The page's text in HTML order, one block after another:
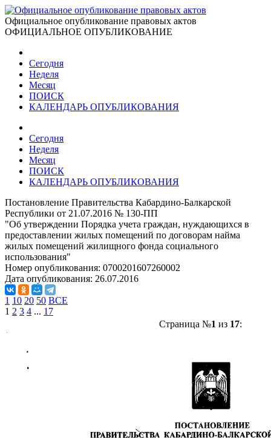
Официальное опубликование правовых актов
ОФИЦИАЛЬНОЕ ОПУБЛИКОВАНИЕ
Сегодня
Неделя
Месяц
ПОИСК
КАЛЕНДАРЬ ОПУБЛИКОВАНИЯ
Сегодня
Неделя
Месяц
ПОИСК
КАЛЕНДАРЬ ОПУБЛИКОВАНИЯ
Постановление Правительства Кабардино-Балкарской
Республики от 21.07.2016 № 130-ПП
"Об утверждении Порядка учета граждан, нуждающихся в
предоставлении жилых помещений по договорам найма
жилых помещений жилищного фонда социального
использования"
Номер опубликования: 0700201607260002
Дата опубликования: 26.07.2016
1 10 20 50 ВСЕ
1 2 3 4 ... 17
Страница №1 из 17: